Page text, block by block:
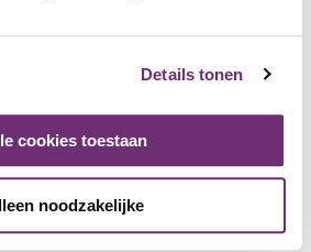
Details tonen
cookies toestaan
noodzakelijke